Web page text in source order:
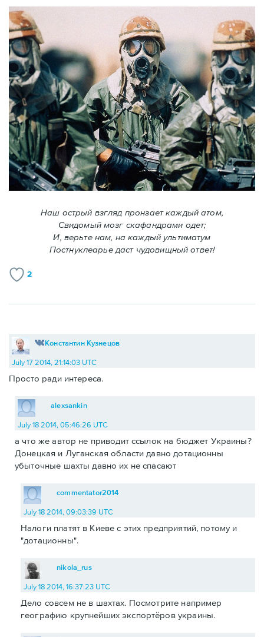
Наш острый взгляд пронзает каждый атом,
Свидомый мозг скафандрами одет;
И, верьте нам, на каждый ультиматум
Постнуклеарье даст чудовищный ответ!
2
Константин Кузнецов
July 17 2014, 21:14:03 UTC
Просто ради интереса.
alexsankin
July 18 2014, 05:46:26 UTC
а что же автор не приводит ссылок на бюджет Украины?
Донецкая и Луганская области давно дотационны
убыточные шахты давно их не спасают
commentator2014
July 18 2014, 09:03:39 UTC
Налоги платят в Киеве с этих предприятий, потому и
"дотационны".
nikola_rus
July 18 2014, 16:37:23 UTC
Дело совсем не в шахтах. Посмотрите например
географию крупнейших экспортёров украины.